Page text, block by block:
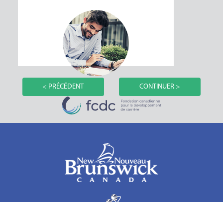
< PRÉCÉDENT CONTINUER >